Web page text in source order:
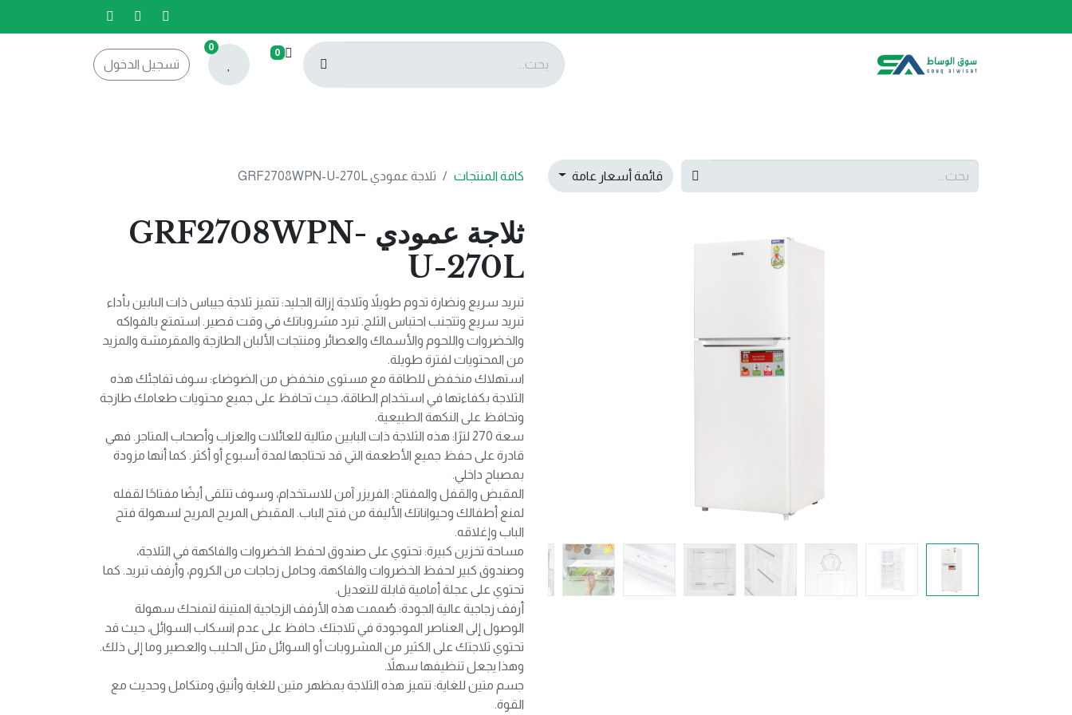
0
0
تسجيل الدخول
قائمة أسعار عامة كافة المنتجات ثلاجة عمودي GRF2708WPN-U-270L
ثلاجة عمودي GRF2708WPN-
U-270L
تبريد سريع ونضارة تدوم طويلاً وثلاجة إزالة الجليد: تتميز ثلاجة جيباس ذات البابين بأداء
تبريد سريع وتتجنب احتباس الثلج. تبرد مشروباتك في وقت قصير. استمتع بالفواكه
والخضروات واللحوم والأسماك والعصائر ومنتجات الألبان الطازجة والمقرمشة والمزيد
من المحتويات لفترة طويلة.
استهلاك منخفض للطاقة مع مستوى منخفض من الضوضاء: سوف تفاجئك هذه
الثلاجة بكفاءتها في استخدام الطاقة، حيث تحافظ على جميع محتويات طعامك طازجة
وتحافظ على النكهة الطبيعية.
سعة 270 لترًا: هذه الثلاجة ذات البابين مثالية للعائلات والعزاب وأصحاب المتاجر. فهي
قادرة على حفظ جميع الأطعمة التي قد تحتاجها لمدة أسبوع أو أكثر. كما أنها مزودة
بمصباح داخلي.
المقبض والقفل والمفتاح: الفريزر آمن للاستخدام، وسوف تتلقى أيضًا مفتاحًا لقفله
لمنع أطفالك وحيواناتك الأليفة من فتح الباب. المقبض المريح المريح لسهولة فتح
الباب وإغلاقه.
مساحة تخزين كبيرة: تحتوي على صندوق لحفظ الخضروات والفاكهة في الثلاجة،
وصندوق كبير لحفظ الخضروات والفاكهة، وحامل زجاجات من الكروم، وأرفف تبريد. كما
تحتوي على عجلة أمامية قابلة للتعديل.
أرفف زجاجية عالية الجودة: صُممت هذه الأرفف الزجاجية المتينة لتمنحك سهولة
الوصول إلى العناصر الموجودة في ثلاجتك. حافظ على عدم انسكاب السوائل، حيث قد
تحتوي ثلاجتك على الكثير من المشروبات أو السوائل مثل الحليب والعصير وما إلى ذلك.
وهذا يجعل تنظيفها سهلاً.
جسم متين للغاية: تتميز هذه الثلاجة بمظهر متين للغاية وأنيق ومتكامل وحديث مع
القوة.